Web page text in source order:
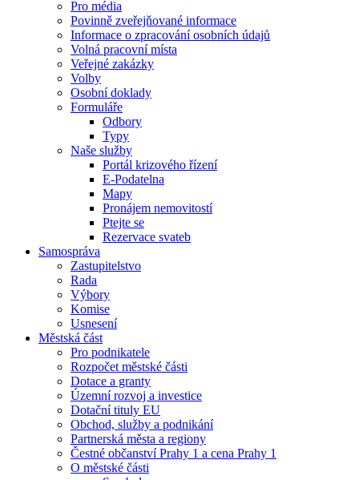
Pro média
Povinně zveřejňované informace
Informace o zpracování osobních údajů
Volná pracovní místa
Veřejné zakázky
Volby
Osobní doklady
Formuláře
Odbory
Typy
Naše služby
Portál krizového řízení
E-Podatelna
Mapy
Pronájem nemovitostí
Ptejte se
Rezervace svateb
Samospráva
Zastupitelstvo
Rada
Výbory
Komise
Usnesení
Městská část
Pro podnikatele
Rozpočet městské části
Dotace a granty
Územní rozvoj a investice
Dotační tituly EU
Obchod, služby a podnikání
Partnerská města a regiony
Čestné občanství Prahy 1 a cena Prahy 1
O městské části